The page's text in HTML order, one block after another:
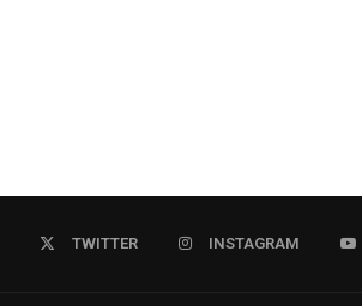
TWITTER INSTAGRAM